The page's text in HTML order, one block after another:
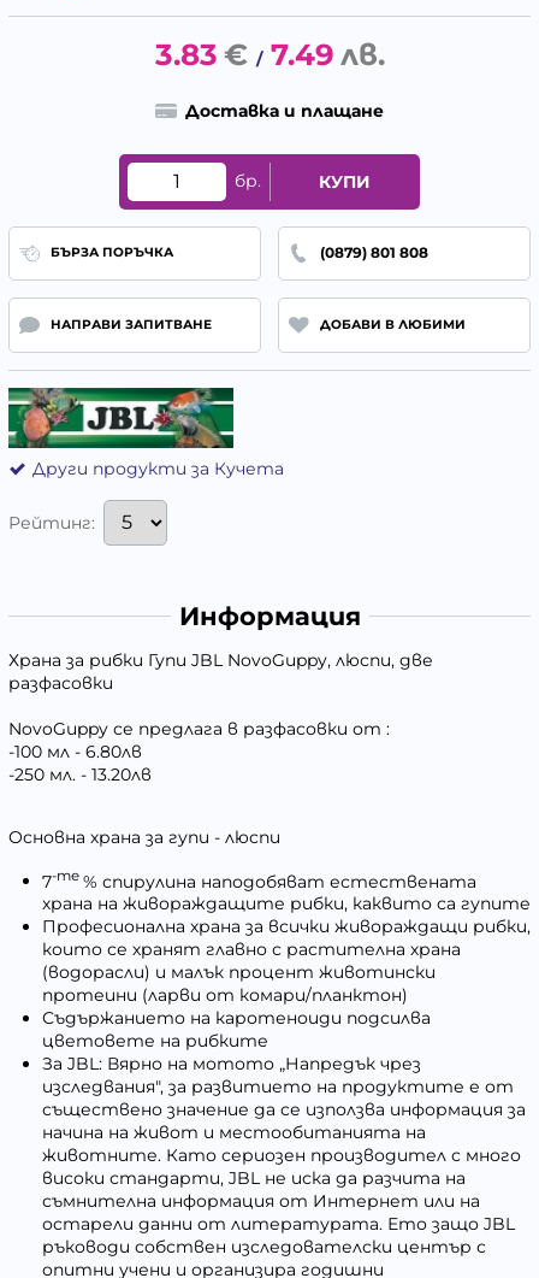
3.83 € / 7.49 лв.
Доставка и плащане
бр. КУПИ
БЪРЗА ПОРЪЧКА (0879) 801 808
НАПРАВИ ЗАПИТВАНЕ ДОБАВИ В ЛЮБИМИ
Други продукти за Кучета
Рейтинг:
Информация
Храна за рибки Гупи JBL NovoGuppy, люспи, две
разфасовки
NovoGuppy се предлага в разфасовки от :
-100 мл - 6.80лв
-250 мл. - 13.20лв
Основна храна за гупи - люспи
7-те % спирулина наподобяват естествената
храна на живораждащите рибки, каквито са гупите
Професионална храна за всички живораждащи рибки,
които се хранят главно с растителна храна
(водорасли) и малък процент животински
протеини (ларви от комари/планктон)
Съдържанието на каротеноиди подсилва
цветовете на рибките
За JBL: Вярно на мотото „Напредък чрез
изследвания", за развитието на продуктите е от
съществено значение да се използва информация за
начина на живот и местообитанията на
животните. Като сериозен производител с много
високи стандарти, JBL не иска да разчита на
съмнителна информация от Интернет или на
остарели данни от литературата. Ето защо JBL
ръководи собствен изследователски център с
опитни учени и организира годишни